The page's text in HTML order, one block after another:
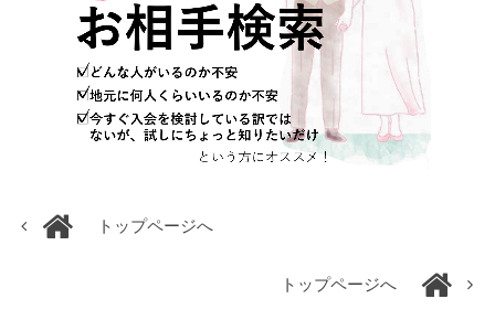
トップページへ
トップページへ